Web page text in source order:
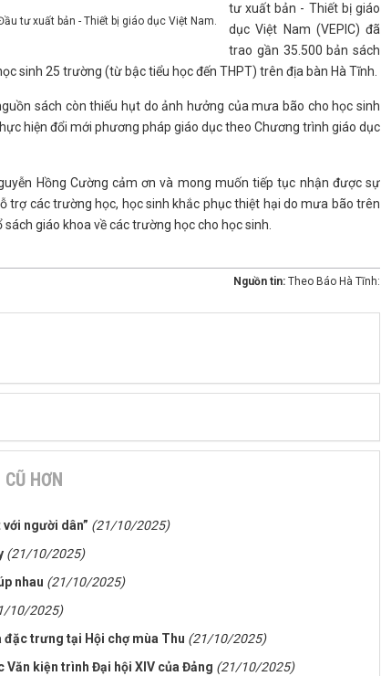
tư xuất bản - Thiết bị giáo dục Việt Nam.
tư xuất bản - Thiết bị giáo
dục Việt Nam (VEPIC) đã
trao gần 35.500 bản sách
sinh 25 trường (từ bậc tiểu học đến THPT) trên địa bàn Hà Tĩnh.
sách còn thiếu hụt do ảnh hưởng của mưa bão cho học sinh
hiện đổi mới phương pháp giáo dục theo Chương trình giáo dục
Hồng Cường cảm ơn và mong muốn tiếp tục nhận được sự
trợ các trường học, học sinh khắc phục thiệt hại do mưa bão trên
giáo khoa về các trường học cho học sinh.
Nguồn tin: Theo Báo Hà Tĩnh:
HƠN
người dân” (21/10/2025)
(21/10/2025)
nhau (21/10/2025)
10/2025)
đặc trưng tại Hội chợ mùa Thu (21/10/2025)
kiện trình Đại hội XIV của Đảng (21/10/2025)